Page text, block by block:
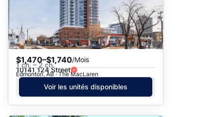
$1,470–$1,740/Mois
1 ch. – 2 ch.
10141 124 Street
Edmonton, AB · The MacLaren
Voir les unités disponibles